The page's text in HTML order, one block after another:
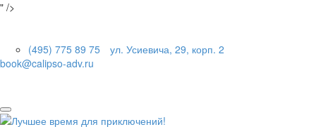
" />
(495) 775 89 75
ул. Усиевича, 29, корп. 2
book@calipso-adv.ru